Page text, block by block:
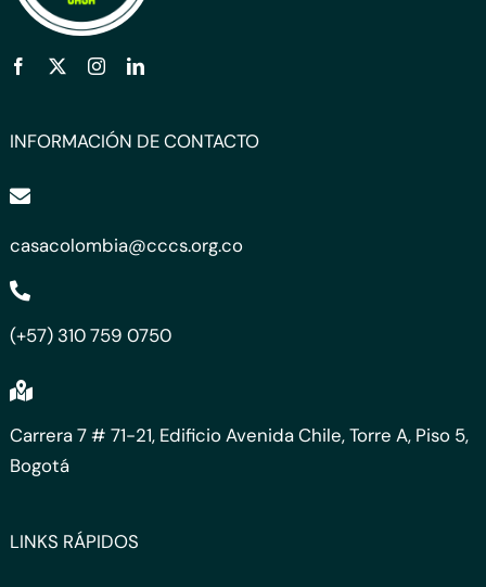
INFORMACIÓN DE CONTACTO
casacolombia@cccs.org.co
(+57) 310 759 0750
Carrera 7 # 71-21, Edificio Avenida Chile, Torre A, Piso 5,
Bogotá
LINKS RÁPIDOS